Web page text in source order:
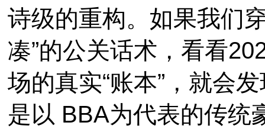
诗级的重构。如果我们
凑”的公关话术，看看
场的真实“账本”，就会
是以 BBA为代表的传统